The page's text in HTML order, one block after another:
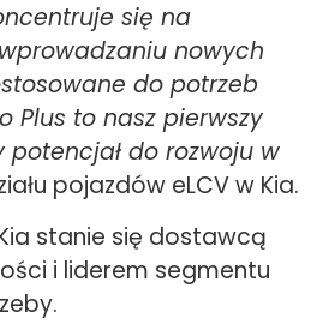
się na
nowych
do potrzeb
Plus to nasz pierwszy
do rozwoju w
pojazdów eLCV w Kia.
stanie się dostawcą
i liderem segmentu